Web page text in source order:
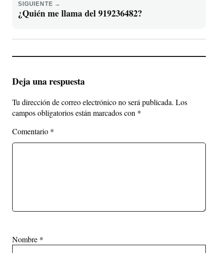
SIGUIENTE →
¿Quién me llama del 919236482?
Deja una respuesta
Tu dirección de correo electrónico no será publicada. Los
campos obligatorios están marcados con *
Comentario *
Nombre *